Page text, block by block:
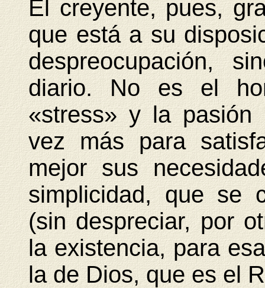
El creyente, pues,
que está a su
despreocupación,
diario. No es el
«stress» y la pasión
vez más para
mejor sus
simplicidad, que se
(sin despreciar, por
la existencia, para
la de Dios, que es el